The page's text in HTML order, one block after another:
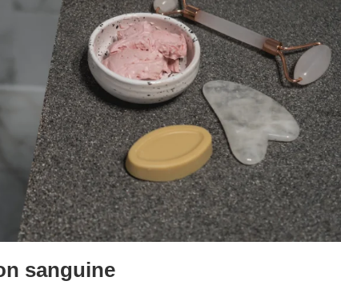
sanguine